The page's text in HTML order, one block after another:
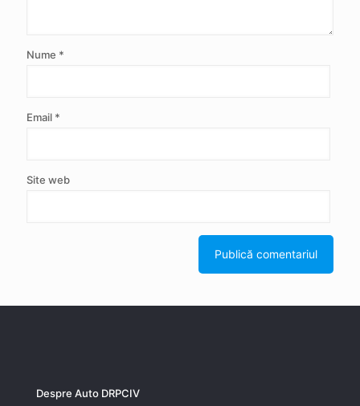
Nume *
Email *
Site web
Despre Auto DRPCIV